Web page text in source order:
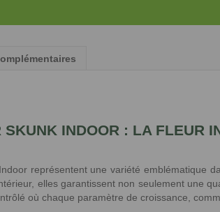
SKUNK INDOOR : LA FLEUR
représentent une variété emblématique
elles garantissent non seulement une
où chaque paramètre de croissance,